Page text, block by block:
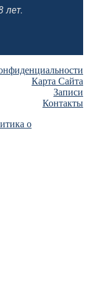
лет.
Карта Сайта
Записи
Контакты